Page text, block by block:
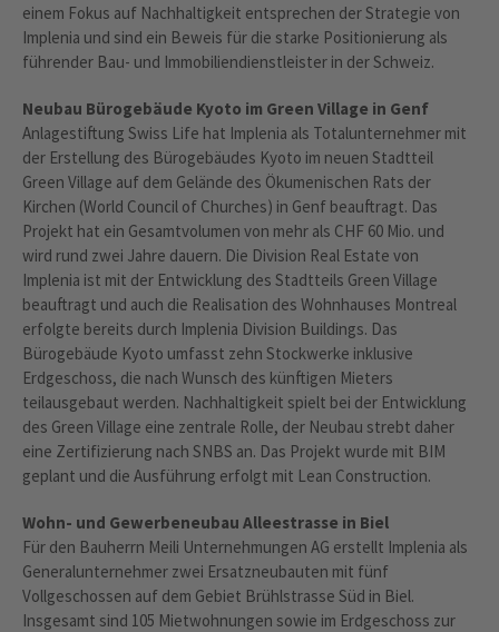
einem Fokus auf Nachhaltigkeit entsprechen der Strategie von
Implenia und sind ein Beweis für die starke Positionierung als
führender Bau- und Immobiliendienstleister in der Schweiz.
Neubau Bürogebäude Kyoto im Green Village in Genf
Anlagestiftung Swiss Life hat Implenia als Totalunternehmer mit
der Erstellung des Bürogebäudes Kyoto im neuen Stadtteil
Green Village auf dem Gelände des Ökumenischen Rats der
Kirchen (World Council of Churches) in Genf beauftragt. Das
Projekt hat ein Gesamtvolumen von mehr als CHF 60 Mio. und
wird rund zwei Jahre dauern. Die Division Real Estate von
Implenia ist mit der Entwicklung des Stadtteils Green Village
beauftragt und auch die Realisation des Wohnhauses Montreal
erfolgte bereits durch Implenia Division Buildings. Das
Bürogebäude Kyoto umfasst zehn Stockwerke inklusive
Erdgeschoss, die nach Wunsch des künftigen Mieters
teilausgebaut werden. Nachhaltigkeit spielt bei der Entwicklung
des Green Village eine zentrale Rolle, der Neubau strebt daher
eine Zertifizierung nach SNBS an. Das Projekt wurde mit BIM
geplant und die Ausführung erfolgt mit Lean Construction.
Wohn- und Gewerbeneubau Alleestrasse in Biel
Für den Bauherrn Meili Unternehmungen AG erstellt Implenia als
Generalunternehmer zwei Ersatzneubauten mit fünf
Vollgeschossen auf dem Gebiet Brühlstrasse Süd in Biel.
Insgesamt sind 105 Mietwohnungen sowie im Erdgeschoss zur